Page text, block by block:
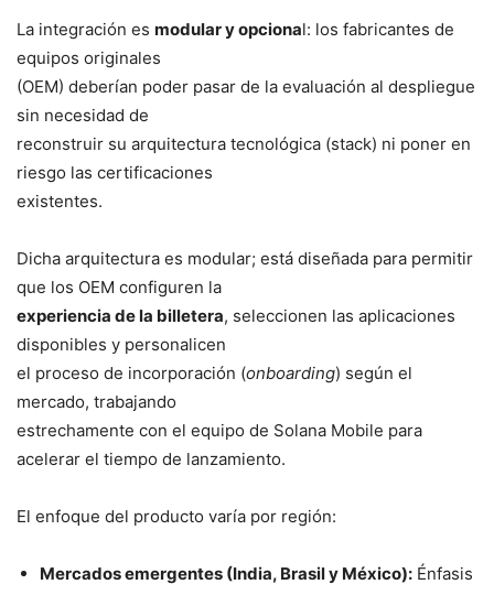
La integración es modular y opcional: los fabricantes de
equipos originales
(OEM) deberían poder pasar de la evaluación al despliegue
sin necesidad de
reconstruir su arquitectura tecnológica (stack) ni poner en
riesgo las certificaciones
existentes.
Dicha arquitectura es modular; está diseñada para permitir
que los OEM configuren la
experiencia de la billetera, seleccionen las aplicaciones
disponibles y personalicen
el proceso de incorporación (onboarding) según el
mercado, trabajando
estrechamente con el equipo de Solana Mobile para
acelerar el tiempo de lanzamiento.
El enfoque del producto varía por región:
Mercados emergentes (India, Brasil y México): Énfasis